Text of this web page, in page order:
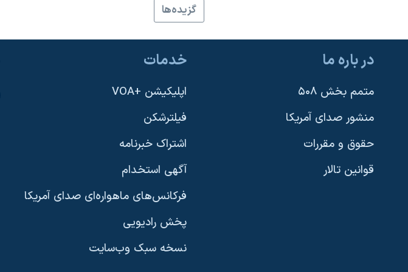
صفحه‌های ویژه
گزيده‌ها
در باره ما
متمم بخش ۵۰۸
منشور صدای آمریکا
حقوق و مقررات
قوانین تالار
خدمات
اپلیکیشن +VOA
فیلترشکن
اشتراک خبرنامه
آگهی استخدام
فرکانس‌های ماهواره‌ای صدای آمریکا
پخش رادیویی
نسخه سبک وب‌سایت